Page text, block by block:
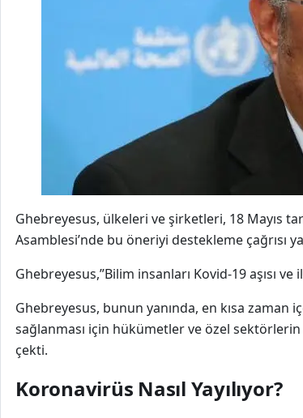
Ghebreyesus, ülkeleri ve şirketleri, 18 Mayıs
Asamblesi’nde bu öneriyi destekleme çağrısı
Ghebreyesus,”Bilim insanları Kovid-19 aşısı ve
Ghebreyesus, bunun yanında, en kısa
sağlanması için hükümetler ve özel
çekti.
Koronavirüs Nasıl Yayılıyor?